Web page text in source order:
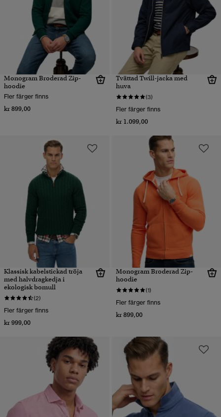
Monogram Broderad Zip-
hoodie
Fler färger finns
kr 899,00
Tvättad Twill-jacka med
huva
(3)
Fler färger finns
kr 1.099,00
Klassisk kabelstickad tröja
med halvdragkedja i
ekologisk bomull
(2)
Fler färger finns
kr 999,00
Monogram Broderad Zip-
hoodie
(1)
Fler färger finns
kr 899,00